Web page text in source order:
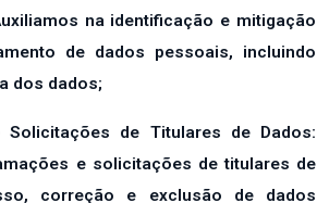
na identificação e mitigação
de dados pessoais, incluindo
dos dados;
de Titulares de Dados:
e solicitações de titulares de
correção e exclusão de dados